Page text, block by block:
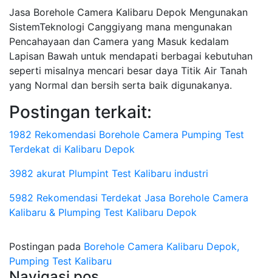
Jasa Borehole Camera Kalibaru Depok Mengunakan
SistemTeknologi Canggiyang mana mengunakan
Pencahayaan dan Camera yang Masuk kedalam
Lapisan Bawah untuk mendapati berbagai kebutuhan
seperti misalnya mencari besar daya Titik Air Tanah
yang Normal dan bersih serta baik digunakanya.
Postingan terkait:
1982 Rekomendasi Borehole Camera Pumping Test
Terdekat di Kalibaru Depok
3982 akurat Plumpint Test Kalibaru industri
5982 Rekomendasi Terdekat Jasa Borehole Camera
Kalibaru & Plumping Test Kalibaru Depok
Postingan pada Borehole Camera Kalibaru Depok,
Pumping Test Kalibaru